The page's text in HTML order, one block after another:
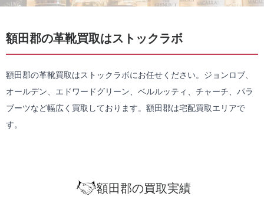
額田郡の革靴買取はストックラボ
額田郡の革靴買取はストックラボにお任せください。ジョンロブ、
オールデン、エドワードグリーン、ベルルッティ、チャーチ、パラ
ブーツなど幅広く買取しております。額田郡は宅配買取エリアで
す。
額田郡の買取実績